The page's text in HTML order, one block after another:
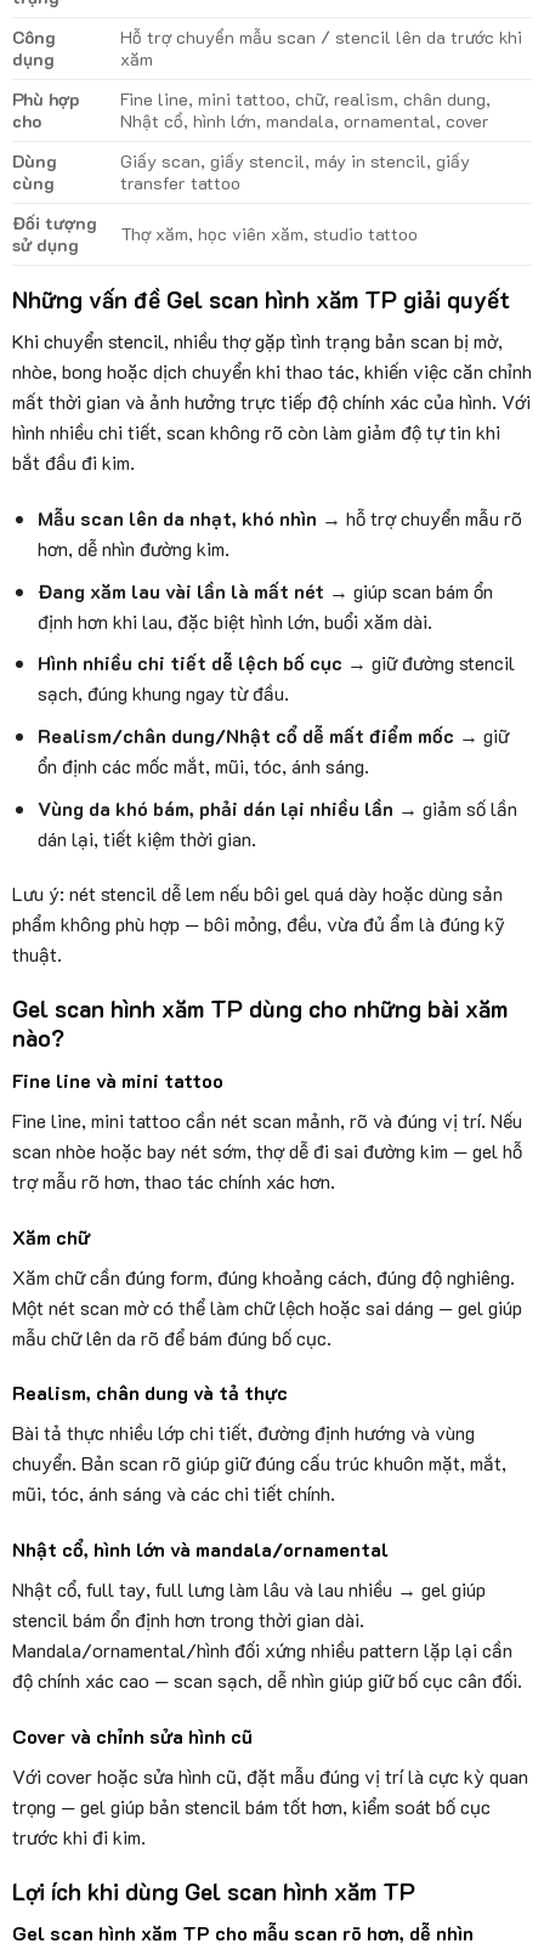
Công
dụng
Hỗ trợ chuyển mẫu scan / stencil lên da trước khi
xăm
Phù hợp
cho
Fine line, mini tattoo, chữ, realism, chân dung,
Nhật cổ, hình lớn, mandala, ornamental, cover
Dùng
cùng
Giấy scan, giấy stencil, máy in stencil, giấy
transfer tattoo
Đối tượng
sử dụng
Thợ xăm, học viên xăm, studio tattoo
Những vấn đề Gel scan hình xăm TP giải quyết
Khi chuyển stencil, nhiều thợ gặp tình trạng bản scan bị mờ,
nhòe, bong hoặc dịch chuyển khi thao tác, khiến việc căn chỉnh
mất thời gian và ảnh hưởng trực tiếp độ chính xác của hình. Với
hình nhiều chi tiết, scan không rõ còn làm giảm độ tự tin khi
bắt đầu đi kim.
Mẫu scan lên da nhạt, khó nhìn → hỗ trợ chuyển mẫu rõ
hơn, dễ nhìn đường kim.
Đang xăm lau vài lần là mất nét → giúp scan bám ổn
định hơn khi lau, đặc biệt hình lớn, buổi xăm dài.
Hình nhiều chi tiết dễ lệch bố cục → giữ đường stencil
sạch, đúng khung ngay từ đầu.
Realism/chân dung/Nhật cổ dễ mất điểm mốc → giữ
ổn định các mốc mắt, mũi, tóc, ánh sáng.
Vùng da khó bám, phải dán lại nhiều lần → giảm số lần
dán lại, tiết kiệm thời gian.
Lưu ý: nét stencil dễ lem nếu bôi gel quá dày hoặc dùng sản
phẩm không phù hợp — bôi mỏng, đều, vừa đủ ẩm là đúng kỹ
thuật.
Gel scan hình xăm TP dùng cho những bài xăm
nào?
Fine line và mini tattoo
Fine line, mini tattoo cần nét scan mảnh, rõ và đúng vị trí. Nếu
scan nhòe hoặc bay nét sớm, thợ dễ đi sai đường kim — gel hỗ
trợ mẫu rõ hơn, thao tác chính xác hơn.
Xăm chữ
Xăm chữ cần đúng form, đúng khoảng cách, đúng độ nghiêng.
Một nét scan mờ có thể làm chữ lệch hoặc sai dáng — gel giúp
mẫu chữ lên da rõ để bám đúng bố cục.
Realism, chân dung và tả thực
Bài tả thực nhiều lớp chi tiết, đường định hướng và vùng
chuyển. Bản scan rõ giúp giữ đúng cấu trúc khuôn mặt, mắt,
mũi, tóc, ánh sáng và các chi tiết chính.
Nhật cổ, hình lớn và mandala/ornamental
Nhật cổ, full tay, full lưng làm lâu và lau nhiều → gel giúp
stencil bám ổn định hơn trong thời gian dài.
Mandala/ornamental/hình đối xứng nhiều pattern lặp lại cần
độ chính xác cao — scan sạch, dễ nhìn giúp giữ bố cục cân đối.
Cover và chỉnh sửa hình cũ
Với cover hoặc sửa hình cũ, đặt mẫu đúng vị trí là cực kỳ quan
trọng — gel giúp bản stencil bám tốt hơn, kiểm soát bố cục
trước khi đi kim.
Lợi ích khi dùng Gel scan hình xăm TP
Gel scan hình xăm TP cho mẫu scan rõ hơn, dễ nhìn